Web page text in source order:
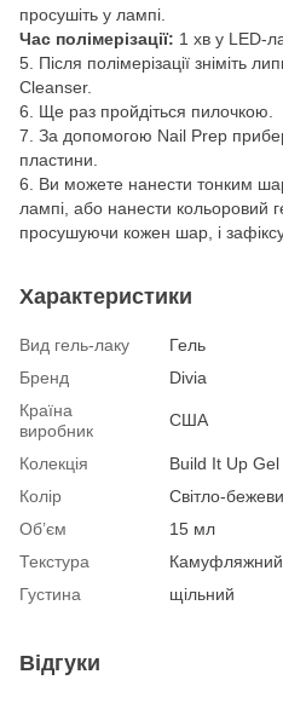
просушіть у лампі.
Час полімерізації: 1 хв у LED-
5. Після полімерізації зніміть
Cleanser.
6. Ще раз пройдіться пилочкою.
7. За допомогою Nail Prep
пластини.
6. Ви можете нанести тонким
лампі, або нанести кольоровий
просушуючи кожен шар, і
Характеристики
Вид гель-лаку
Гель
Бренд
Divia
Країна
виробник
США
Колекція
Build It Up Gel
Колір
Світло-
Об’єм
15 мл
Текстура
Камуфляжний
Густина
щільний
Відгуки